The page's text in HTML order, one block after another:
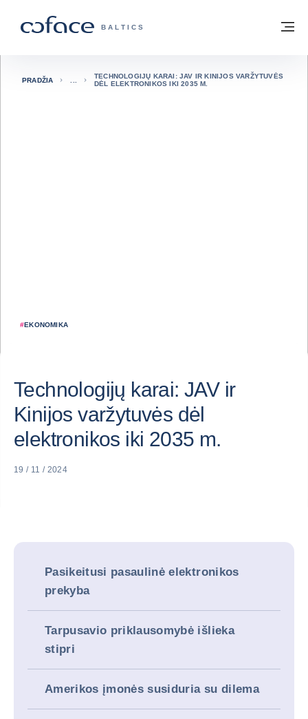
„COFACE“ FOR TRADE - GRUPĖS
BALTICS
Grįžti į pradžią
#EKONOMIKA
PRADŽIA
TECHNOLOGIJŲ KARAI: JAV IR KINIJOS VARŽYTUVĖS
DĖL ELEKTRONIKOS IKI 2035 M.
Technologijų karai: JAV ir
Kinijos varžytuvės dėl
elektronikos iki 2035 m.
19 / 11 / 2024
Pasikeitusi pasaulinė elektronikos
prekyba
Tarpusavio priklausomybė išlieka
stipri
Amerikos įmonės susiduria su dilema